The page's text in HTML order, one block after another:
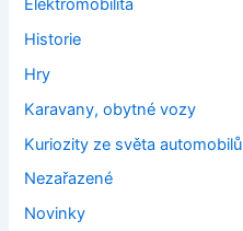
Elektromobilita
Historie
Hry
Karavany, obytné vozy
Kuriozity ze světa automobilů
Nezařazené
Novinky